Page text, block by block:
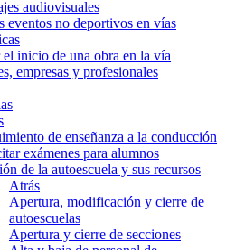
audiovisuales
eventos no deportivos en vías
inicio de una obra en la vía
empresas y profesionales
de enseñanza a la conducción
exámenes para alumnos
de la autoescuela y sus recursos
Atrás
Apertura, modificación y cierre de
autoescuelas
Apertura y cierre de secciones